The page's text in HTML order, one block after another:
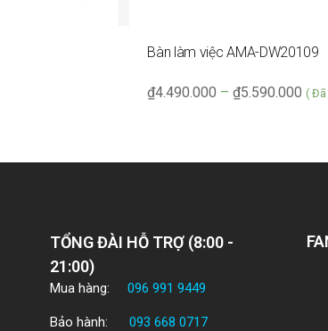
Bàn làm việc AMA-DW20109
4.490.000
₫ – 5.590.000
₫ ( Đã
TỔNG ĐÀI HỖ TRỢ (8:00 -
21:00)
Mua hàng: 096 991 9449
Bảo hành: 093 668 0717